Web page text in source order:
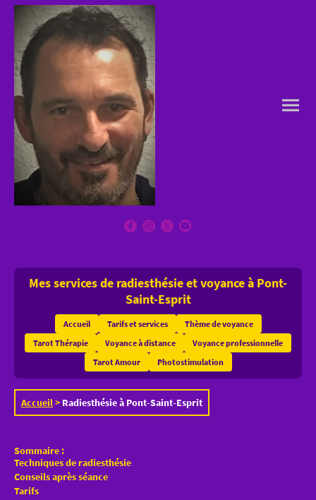
Mes services de radiesthésie et voyance à Pont-
Saint-Esprit
Accueil Tarifs et services
Thème de voyance
Tarot Thérapie
Voyance à distance
Voyance professionnelle
Tarot Amour
Photostimulation
Accueil> Radiesthésie à Pont-Saint-Esprit
Sommaire :
Techniques de radiesthésie
Conseils après séance
Tarifs